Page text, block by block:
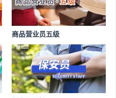
商品营业员五级